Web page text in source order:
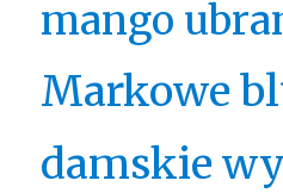
mango
Markowe
damskie